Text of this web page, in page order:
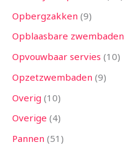
Opbergzakken 9
Opblaasbare zwembaden
Opvouwbaar servies 10
Opzetzwembaden 9
Overig 10
Overige 4
Pannen 51